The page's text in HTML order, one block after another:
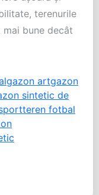
terenurile
bune decât
gazon artgazon
sintetic de
teren fotbal